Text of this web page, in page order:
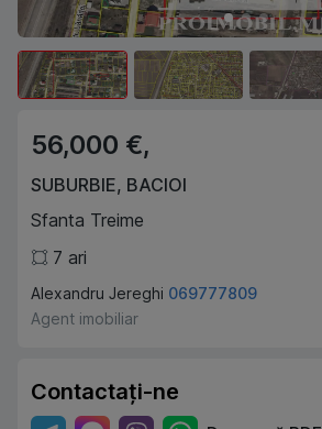
56,000 €,
SUBURBIE, BACIOI
Sfanta Treime
7 ari
Alexandru Jereghi 069777809
Agent imobiliar
Contactați-ne